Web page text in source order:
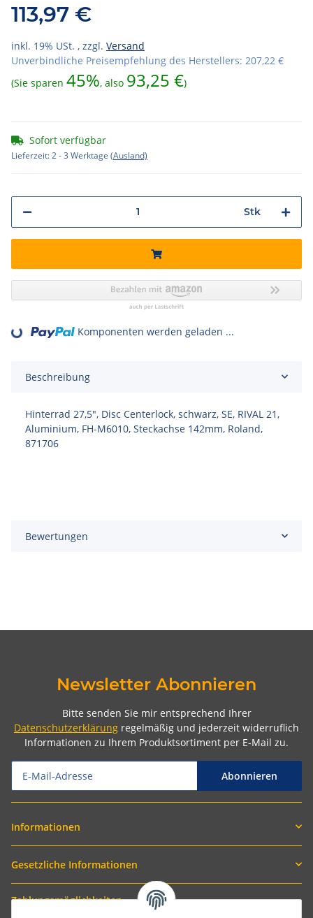
113,97 €
inkl. 19% USt. , zzgl. Versand
Unverbindliche Preisempfehlung des Herstellers: 207,22 €
(Sie sparen 45%, also 93,25 €)
Sofort verfügbar
Lieferzeit:2 - 3 Werktage (Ausland)
Stk
Loading... Komponenten werden geladen ...
Beschreibung
Hinterrad 27,5", Disc Centerlock, schwarz, SE, RIVAL 21,
Aluminium, FH-M6010, Steckachse 142mm, Roland,
871706
Bewertungen
Newsletter Abonnieren
Bitte senden Sie mir entsprechend Ihrer
Datenschutzerklärung regelmäßig und jederzeit widerruflich
Informationen zu Ihrem Produktsortiment per E-Mail zu.
Abonnieren
Informationen
Gesetzliche Informationen
Zahlungsmöglichkeiten